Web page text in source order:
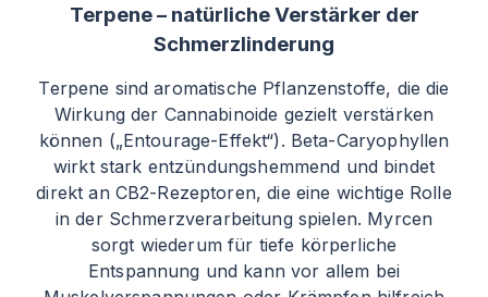
Terpene – natürliche Verstärker der
Schmerzlinderung
Terpene sind aromatische Pflanzenstoffe, die die
Wirkung der Cannabinoide gezielt verstärken
können („Entourage-Effekt“). Beta-Caryophyllen
wirkt stark entzündungshemmend und bindet
direkt an CB2-Rezeptoren, die eine wichtige Rolle
in der Schmerzverarbeitung spielen. Myrcen
sorgt wiederum für tiefe körperliche
Entspannung und kann vor allem bei